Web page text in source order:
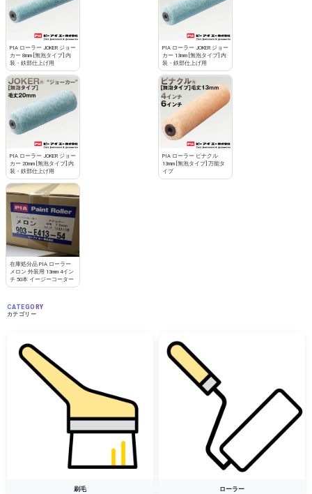
PIA ローラー JOKER ジョー
カー 8mm [無泡タイプ] 内
装・鉄部仕上げ用
PIA ローラー JOKER ジョー
カー 13mm [無泡タイプ] 内
装・鉄部仕上げ用
PIA ローラー JOKER ジョー
カー 20mm [無泡タイプ] 内
装・鉄部仕上げ用
PIA ローラー ピナクル
13mm [無泡タイプ] 万能タ
イプ
在庫処分品 PIA ローラー
メロン 外装用 13mm 4イン
チ 50本 イージーコーター
CATEGORY
カテゴリー
刷毛 ローラー